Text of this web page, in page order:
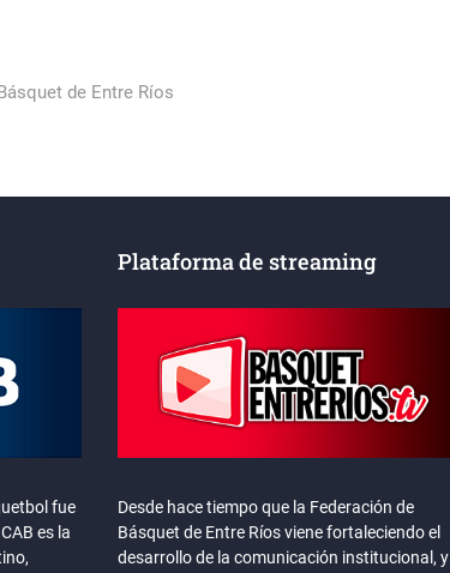
de Entre Ríos
fue
es la
Plataforma de streaming
Desde hace tiempo que la Federación de
Básquet de Entre Ríos viene fortaleciendo el
desarrollo de la comunicación institucional, y